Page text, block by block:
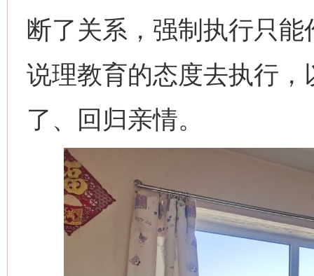
断了关系，强制执行只
说理教育的态度去执行
了、回归亲情。